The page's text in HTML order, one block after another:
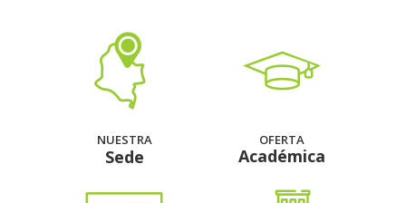
NUESTRA
Sede
OFERTA
Académica